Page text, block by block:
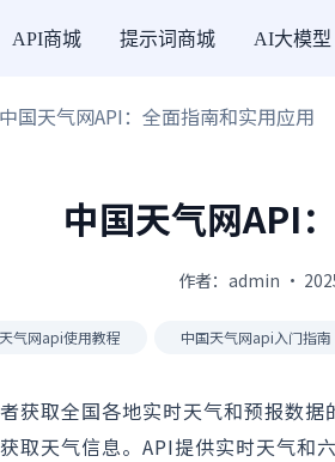
API商城 提示词商城 AI大模型
国天气网API：全面指南和实用应用
中国天气网API
作者：admin ·
气网api使用教程 中国天气网api入门指南
获取全国各地实时天气和预报数
取天气信息。API提供实时天气